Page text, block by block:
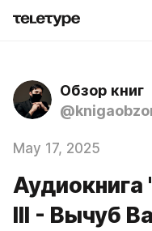
Обзор книг
May 17, 2025
Аудиокнига
III - Вычуб